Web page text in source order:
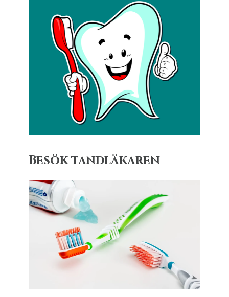
Besök tandläkaren